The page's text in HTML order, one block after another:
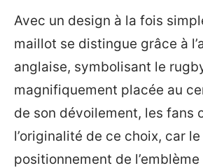
Avec un design à la fois
maillot se distingue grâce à
anglaise, symbolisant le
magnifiquement placée au
de son dévoilement, les fans
l’originalité de ce choix, car le
positionnement de